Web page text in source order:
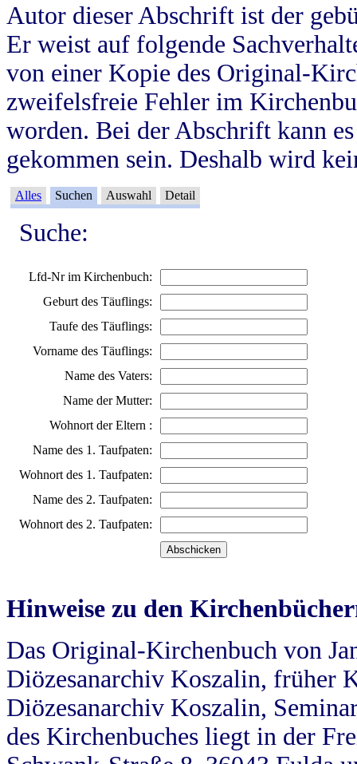
Autor dieser Abschrift ist der
Er weist auf folgende
von einer Kopie des Original-
zweifelsfreie Fehler im
worden. Bei der Abschrift kann
gekommen sein. Deshalb wird
Alles Suchen Auswahl Detail
Suche:
Lfd-Nr im Kirchenbuch:
Geburt des Täuflings:
Taufe des Täuflings:
Vorname des Täuflings:
Name des Vaters:
Name der Mutter:
Wohnort der Eltern :
Name des 1. Taufpaten:
Wohnort des 1. Taufpaten:
Name des 2. Taufpaten:
Wohnort des 2. Taufpaten:
Hinweise zu den
Das Original-Kirchenbuch von
Diözesanarchiv Koszalin, früher
Diözesanarchiv Koszalin,
des Kirchenbuches liegt in der